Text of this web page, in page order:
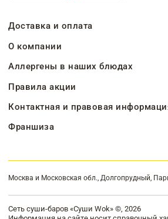
Доставка и оплата
О компании
Аллергены в наших блюдах
Правила акции
Контактная и правовая
Франшиза
Москва и Московская обл., Долгопрудный,
Сеть суши-баров «Суши Wok» ©, 2026